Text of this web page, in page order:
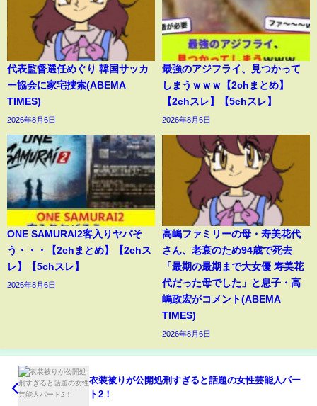
代表監督選任めぐり 韓国サッカ
ー協会に家宅捜索(ABEMA
TIMES)
2026年8月6日
最強のアジフライ、見つかって
しまうｗｗｗ【2chまとめ】
【2chスレ】【5chスレ】
2026年8月6日
ONE SAMURAI2客入りヤバそ
う・・・【2chまとめ】【2chス
レ】【5chスレ】
2026年8月6日
高嶋ファミリーの母・寿美花代
さん、老衰のため94歳で死去
「最期の最期まで大女優 寿美花
代だった母でした」と息子・高
嶋政宏がコメント(ABEMA
TIMES)
2026年8月6日
衣装被りが公開処刑すぎると話題の女性芸能人パー
ト2！